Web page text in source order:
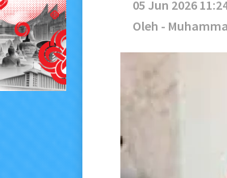
05 Jun 2026
Oleh -